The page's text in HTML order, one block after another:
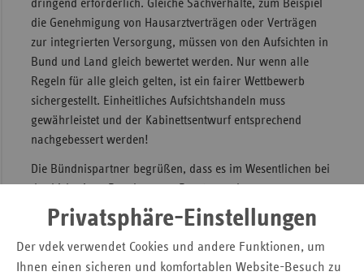
Privatsphäre-Einstellungen
Der vdek verwendet Cookies und andere Funktionen, um
Ihnen einen sicheren und komfortablen Website-Besuch zu
dringend erforderlich. Gleiche Sachverhalte, zum Beispiel
die Genehmigung von Hausarztverträgen oder Verträgen
zur integrierten Versorgung, müssen von den Aufsichten in
Bund und Land gleich bewertet werden. Nur wenn alle
Regeln für alle gleich gelten, ist ein fairer Wettbewerb
sichergestellt. Einheitliches Aufsichtshandeln muss
gewährleistet und der Kabinettsentwurf entsprechend
nachgebessert werden!
Die Bündnispartner begrüßen, dass es im Wesentlichen bei
der bisherigen Regelung zur Besetzung des
Verwaltungsrates im GKV-Spitzenverband bleibt. Damit
werden der soziale Frieden und der prägende
Interessenausgleich zwischen den Partnern der Sozialen
Selbstverwaltung anerkannt und die demokratisch